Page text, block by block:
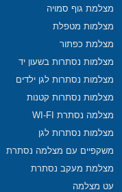
מצלמת גוף סמויה
מצלמות מטפלת
מצלמת כפתור
מצלמות נסתרות בשעון יד
מצלמות נסתרות לגן ילדים
מצלמות נסתרות קטנות
מצלמה נסתרת WI-FI
מצלמות נסתרות לגן
משקפיים עם מצלמה נסתרת
מצלמת מעקב נסתרת
עט מצלמה